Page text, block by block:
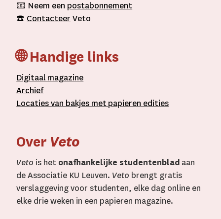
📧 Neem een postabonnement
☎️ Contacteer Veto
🌐 Handige links
Digitaal magazine
Archief
Locaties van bakjes metpapieren edities
Over Veto
Veto is het onafhankelijke studentenblad aan
de Associatie KU Leuven. Veto brengt gratis
verslaggeving voor studenten, elke dag online en
elke drie weken in een papieren magazine.